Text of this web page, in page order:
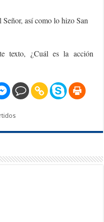
así como lo hizo San
texto, ¿Cuál es la acción